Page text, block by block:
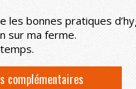
bonnes pratiques
sur ma ferme.
complémentaires